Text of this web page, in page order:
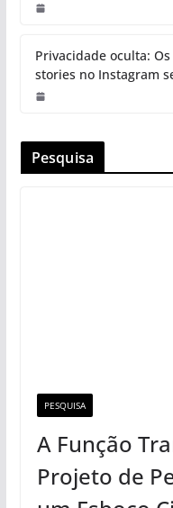
Privacidade oculta:
stories no Instagram
Pesquisa
PESQUISA
A Função
Projeto de